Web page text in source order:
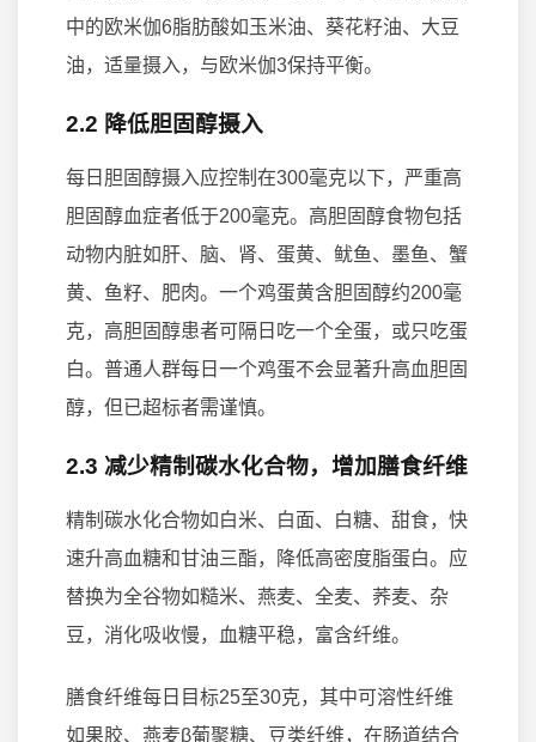
中的欧米伽6脂肪酸如玉米油、葵花籽油、大豆
油，适量摄入，与欧米伽3保持平衡。
2.2 降低胆固醇摄入
每日胆固醇摄入应控制在300毫克以下，严重高
胆固醇血症者低于200毫克。高胆固醇食物包括
动物内脏如肝、脑、肾、蛋黄、鱿鱼、墨鱼、蟹
黄、鱼籽、肥肉。一个鸡蛋黄含胆固醇约200毫
克，高胆固醇患者可隔日吃一个全蛋，或只吃蛋
白。普通人群每日一个鸡蛋不会显著升高血胆固
醇，但已超标者需谨慎。
2.3 减少精制碳水化合物，增加膳食纤维
精制碳水化合物如白米、白面、白糖、甜食，快
速升高血糖和甘油三酯，降低高密度脂蛋白。应
替换为全谷物如糙米、燕麦、全麦、荞麦、杂
豆，消化吸收慢，血糖平稳，富含纤维。
膳食纤维每日目标25至30克，其中可溶性纤维
如果胶、燕麦β葡聚糖、豆类纤维，在肠道结合